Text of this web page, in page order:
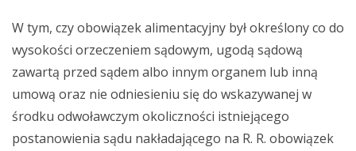
W tym, czy obowiązek alimentacyjny był określony co do
wysokości orzeczeniem sądowym, ugodą sądową
zawartą przed sądem albo innym organem lub inną
umową oraz nie odniesieniu się do wskazywanej w
środku odwoławczym okoliczności istniejącego
postanowienia sądu nakładającego na R. R. obowiązek